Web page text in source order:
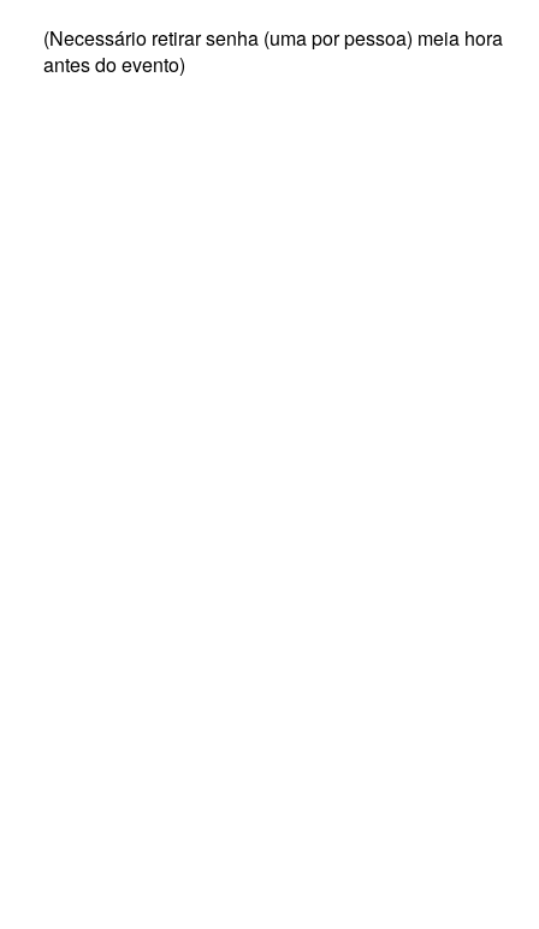
(Necessário retirar senha (uma por pessoa) meia hora
antes do evento)